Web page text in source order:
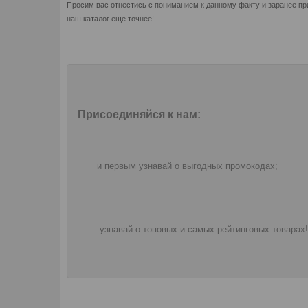
Просим вас отнестись с пониманием к данному факту и заранее
наш каталог еще точнее!
Присоединяйся к нам:
и первым узнавай о выгодных промокодах;
узнавай о топовых и самых рейтинговых товарах!